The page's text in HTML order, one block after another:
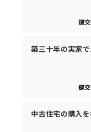
鍵
築三十年の実家
鍵
中古住宅の購入